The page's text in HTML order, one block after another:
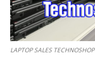
LAPTOP SALES TECHNOSHOP